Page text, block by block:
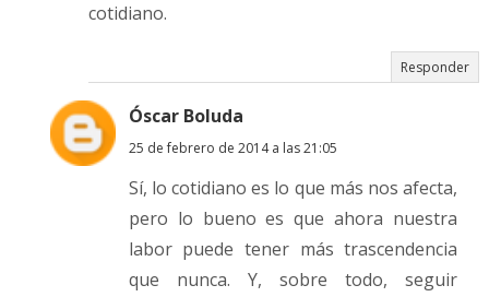
cotidiano.
Responder
Óscar Boluda
25 de febrero de 2014 a las 21:05
Sí, lo cotidiano es lo que más nos afecta,
pero lo bueno es que ahora nuestra
labor puede tener más trascendencia
que nunca. Y, sobre todo, seguir